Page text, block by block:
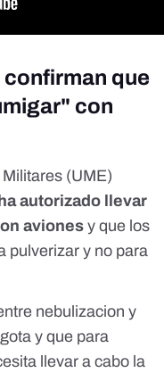
confirman que
con
(UME)
autorizado llevar
aviones y que los
pulverizar y no para
nebulizacion y
y que para
llevar a cabo la